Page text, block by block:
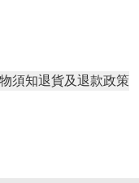
須知退貨及退款政策